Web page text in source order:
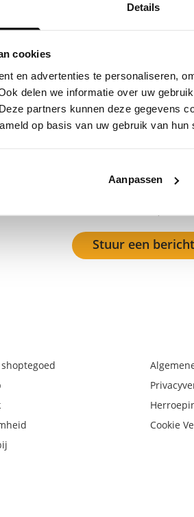
Details
cookies
en advertenties te personaliseren,
delen we informatie over uw
partners kunnen deze gegevens
op basis van uw gebruik van hun
Aanpassen
Neem
Wij staan 24/7 voor je klaar!
snel antwoord te krijgen. Klik op
ons ook bereiken via hello-
streven ernaar om je vraag binnen
beantwoorden. Tel: +31 73 303 41
Stuur een bericht
Cookie